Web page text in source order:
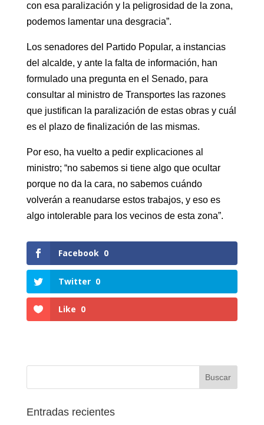
con esa paralización y la peligrosidad de la zona,
podemos lamentar una desgracia”.
Los senadores del Partido Popular, a instancias
del alcalde, y ante la falta de información, han
formulado una pregunta en el Senado, para
consultar al ministro de Transportes las razones
que justifican la paralización de estas obras y cuál
es el plazo de finalización de las mismas.
Por eso, ha vuelto a pedir explicaciones al
ministro; “no sabemos si tiene algo que ocultar
porque no da la cara, no sabemos cuándo
volverán a reanudarse estos trabajos, y eso es
algo intolerable para los vecinos de esta zona”.
Facebook 0
Twitter 0
Like 0
Entradas recientes